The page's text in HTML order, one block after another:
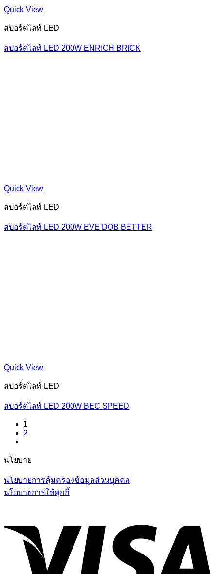
Quick View
สปอร์ตไลท์ LED
สปอร์ตไลท์ LED 200W ENRICH BRICK
Quick View
สปอร์ตไลท์ LED
สปอร์ตไลท์ LED 200W EVE DOB BETTER
Quick View
สปอร์ตไลท์ LED
สปอร์ตไลท์ LED 200W BEC SPEED
1
2
นโยบาย
นโยบายการคุ้มครองข้อมูลส่วนบุคคล
นโยบายการใช้คุกกี้